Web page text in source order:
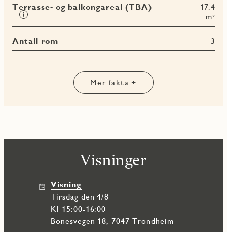
BRA-
Terrasse- og balkongareal (TBA)
Les
mer
Terrasse-
og
17.4
m²
Antall rom 3
Mer fakta +
Visninger
Visning
tirsdag den 4/8
Kl 15:00-16:00
Bonesvegen 18, 7047 Trondheim